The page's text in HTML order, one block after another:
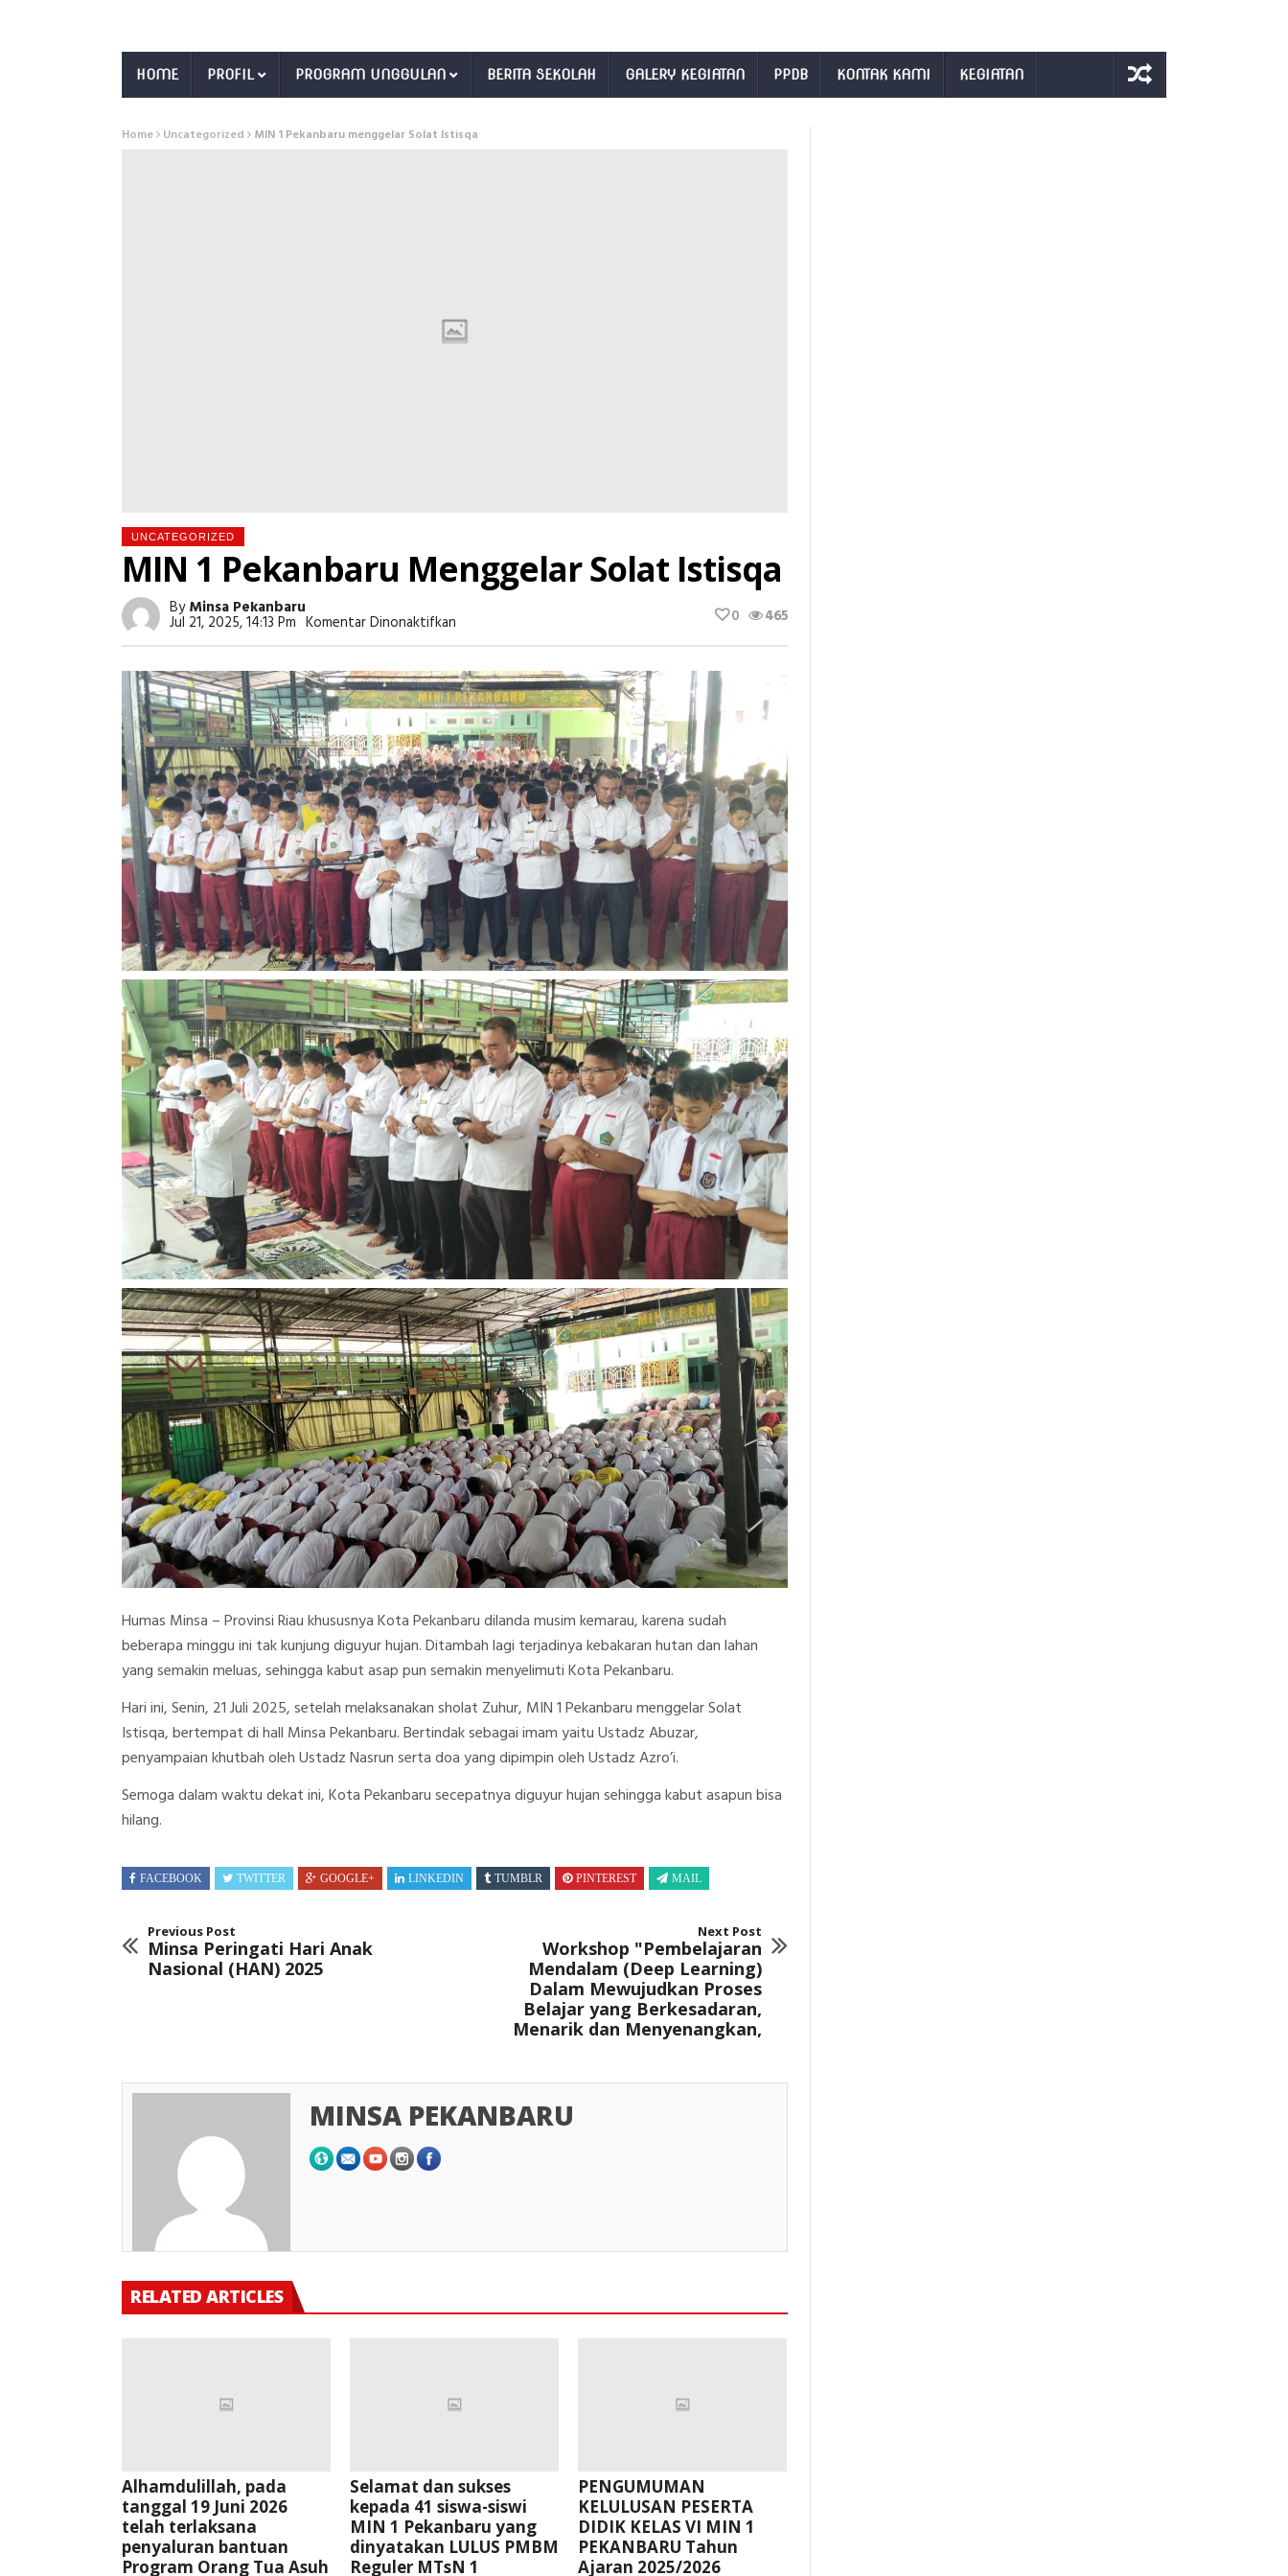
HOME PROFIL PROGRAM UNGGULAN BERITA SEKOLAH GALERY KEGIATAN PPDB KONTAK KAMI KEGIATAN
Home Uncategorized MIN 1 Pekanbaru menggelar Solat Istisqa
UNCATEGORIZED
MIN 1 Pekanbaru Menggelar Solat Istisqa
ByMinsa Pekanbaru
Jul 21, 2025, 14:13 Pm Komentar Dinonaktifkan
1
Pekanbaru
Menggelar
Solat
Istisqa
465
0
Humas Minsa – Provinsi Riau khususnya Kota Pekanbaru dilanda musim kemarau, karena sudah
beberapa minggu ini tak kunjung diguyur hujan. Ditambah lagi terjadinya kebakaran hutan dan lahan
yang semakin meluas, sehingga kabut asap pun semakin menyelimuti Kota Pekanbaru.
Hari ini, Senin, 21 Juli 2025, setelah melaksanakan sholat Zuhur, MIN 1 Pekanbaru menggelar Solat
Istisqa, bertempat di hall Minsa Pekanbaru. Bertindak sebagai imam yaitu Ustadz Abuzar,
penyampaian khutbah oleh Ustadz Nasrun serta doa yang dipimpin oleh Ustadz Azro’i.
Semoga dalam waktu dekat ini, Kota Pekanbaru secepatnya diguyur hujan sehingga kabut asapun bisa
hilang.
FACEBOOK TWITTER GOOGLE+ LINKEDIN TUMBLR PINTEREST MAIL
Previous Post
Minsa Peringati Hari Anak
Nasional (HAN) 2025
Next Post
Workshop "Pembelajaran
Mendalam (Deep Learning)
Dalam Mewujudkan Proses
Belajar yang Berkesadaran,
Menarik dan Menyenangkan,
MINSA PEKANBARU
RELATED ARTICLES
Alhamdulillah, pada
tanggal 19 Juni 2026
telah terlaksana
penyaluran bantuan
Program Orang Tua Asuh
Selamat dan sukses
kepada 41 siswa-siswi
MIN 1 Pekanbaru yang
dinyatakan LULUS PMBM
Reguler MTsN 1
PENGUMUMAN
KELULUSAN PESERTA
DIDIK KELAS VI MIN 1
PEKANBARU Tahun
Ajaran 2025/2026